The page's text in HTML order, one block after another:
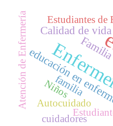
educación en
Calidad de vida
familia
Autocuidado
Estudiantes de
cuidadores
Atención de Enfermería Niños